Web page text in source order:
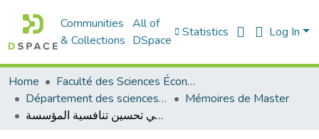
Communities
& Collections
All of
DSpace
Statistics Log In
Home
Faculté des Sciences Économiques Commerciales et des Sciences de Gestion
Département des sciences commerciales
Mémoires de Master
دور الامداد في تحسين تنافسية المؤسسة